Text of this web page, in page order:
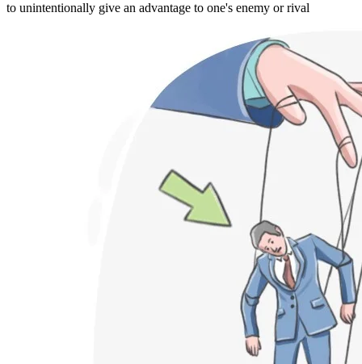
to unintentionally give an advantage to one's enemy or rival